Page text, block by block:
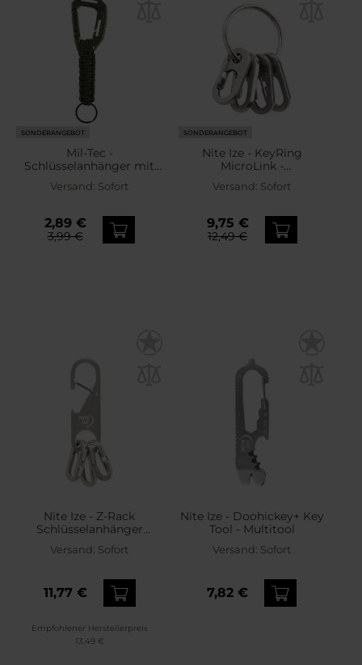
SONDERANGEBOT
Mil-Tec -
Schlüsselanhänger mit
MOLLE-Karabinerhaken -
Olive
Versand: Sofort
2,89 €
3,99 €
SONDERANGEBOT
Nite Ize - KeyRing
MicroLink -
Schlüsselanhänger mit
Karabinerhaken - Silber
Versand: Sofort
9,75 €
12,49 €
Nite Ize - Z-Rack
Schlüsselanhänger
Keychain Steel - Silber
Versand: Sofort
11,77 €
Empfohlener Herstellerpreis
13,49 €
Nite Ize - Doohickey+ Key
Tool - Multitool
Versand: Sofort
7,82 €